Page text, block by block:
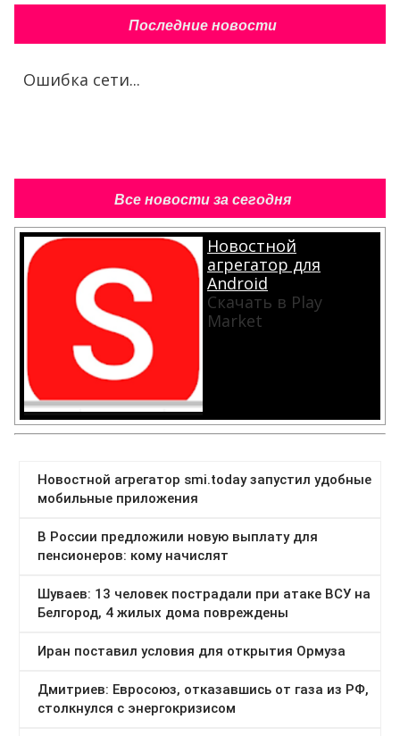
Последние новости
Ошибка сети...
Все новости за сегодня
Новостной
агрегатор для
Android
Скачать в Play
Market